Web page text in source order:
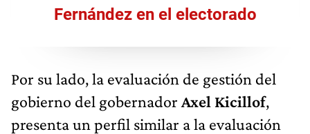
Fernández en el electorado
Por su lado, la evaluación de gestión del
gobierno del gobernador Axel Kicillof,
presenta un perfil similar a la evaluación